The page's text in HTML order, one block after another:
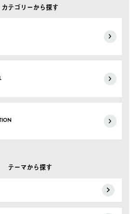
カテゴリーから探す
テーマから探す